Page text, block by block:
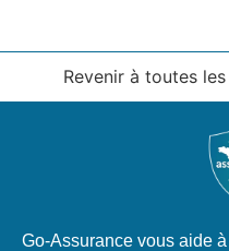
Revenir à toutes
Go-Assurance vous aide